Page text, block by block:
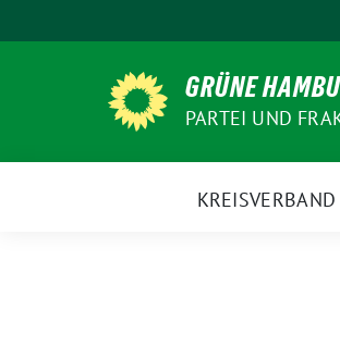
zum
GRÜNE
PARTEI UND
KREISVERBAND